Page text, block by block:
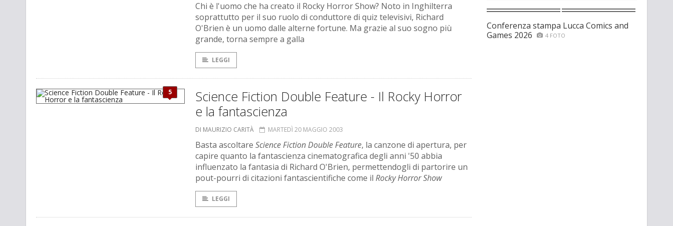
Chi è l'uomo che ha creato il Rocky Horror Show? Noto in Inghilterra
soprattutto per il suo ruolo di conduttore di quiz televisivi, Richard
O'Brien è un uomo dalle alterne fortune. Ma grazie al suo sogno più
grande, torna sempre a galla
LEGGI
5
Science Fiction Double Feature - Il Rocky Horror
e la fantascienza
DI MAURIZIO CARITÀ MARTEDÌ 20 MAGGIO 2003
Basta ascoltare Science Fiction Double Feature, la canzone di apertura, per
capire quanto la fantascienza cinematografica degli anni '50 abbia
influenzato la fantasia di Richard O'Brien, permettendogli di partorire un
pout-pourri di citazioni fantascientifiche come il Rocky Horror Show
LEGGI
Conferenza stampa Lucca Comics and
Games 2026
4 FOTO